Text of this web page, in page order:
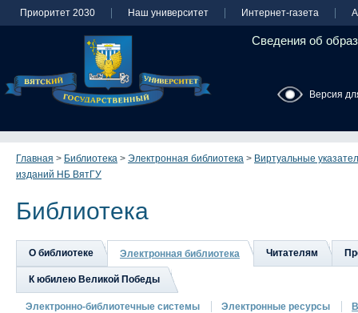
Приоритет 2030 Наш университет Интернет-газета
Сведения об
Версия
Главная > Библиотека > Электронная библиотека > Виртуальные
изданий НБ ВятГУ
Библиотека
О библиотеке Электронная библиотека Читателям
К юбилею Великой Победы
Электронно-библиотечные системы Электронные ресурсы